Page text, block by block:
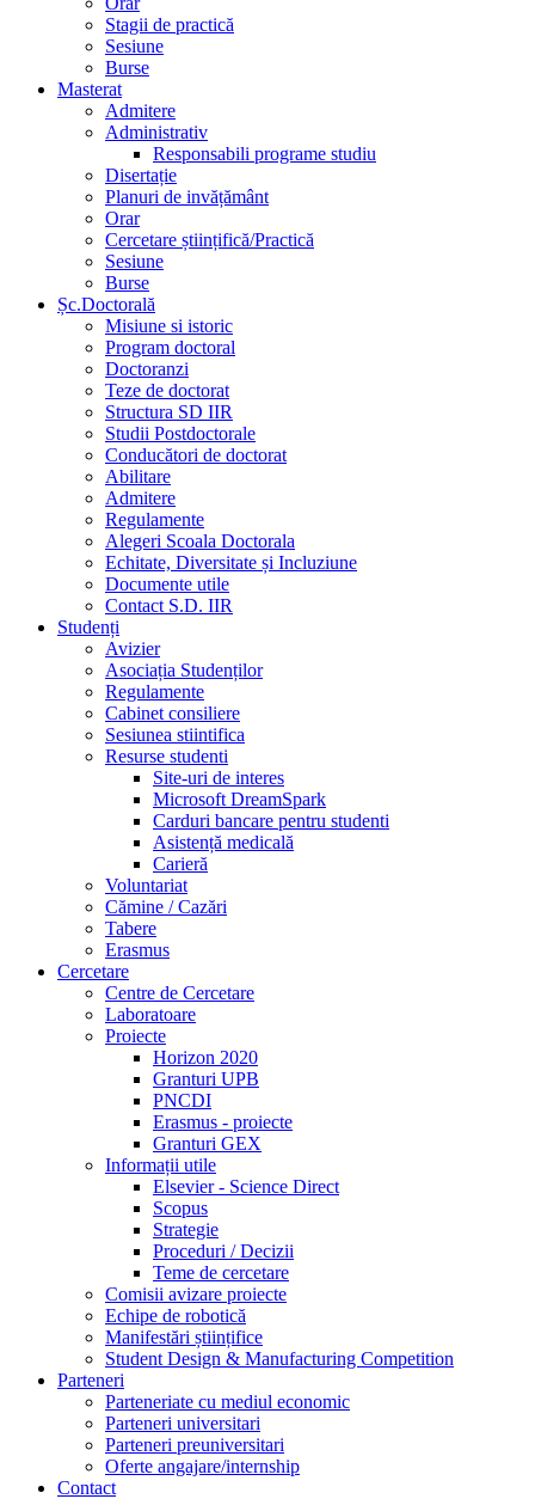
Stagii de practică
Sesiune
Burse
Masterat
Admitere
Administrativ
Responsabili programe studiu
Disertație
Planuri de invățământ
Orar
Cercetare științifică/Practică
Sesiune
Burse
Șc.Doctorală
Misiune si istoric
Program doctoral
Doctoranzi
Teze de doctorat
Structura SD IIR
Studii Postdoctorale
Conducători de doctorat
Abilitare
Admitere
Regulamente
Alegeri Scoala Doctorala
Echitate, Diversitate și Incluziune
Documente utile
Contact S.D. IIR
Studenți
Avizier
Asociația Studenților
Regulamente
Cabinet consiliere
Sesiunea stiintifica
Resurse studenti
Site-uri de interes
Microsoft DreamSpark
Carduri bancare pentru studenti
Asistență medicală
Carieră
Voluntariat
Cămine / Cazări
Tabere
Erasmus
Cercetare
Centre de Cercetare
Laboratoare
Proiecte
Horizon 2020
Granturi UPB
PNCDI
Erasmus - proiecte
Granturi GEX
Informații utile
Elsevier - Science Direct
Scopus
Strategie
Proceduri / Decizii
Teme de cercetare
Comisii avizare proiecte
Echipe de robotică
Manifestări științifice
Student Design & Manufacturing Competition
Parteneri
Parteneriate cu mediul economic
Parteneri universitari
Parteneri preuniversitari
Oferte angajare/internship
Contact